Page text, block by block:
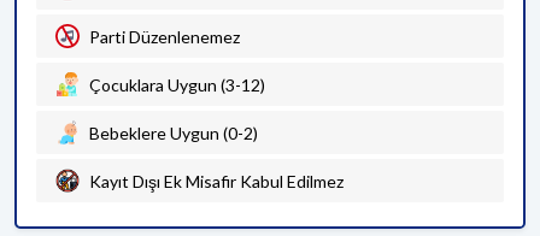
Parti Düzenlenemez
Çocuklara Uygun (3-12)
Bebeklere Uygun (0-2)
Kayıt Dışı Ek Misafir Kabul Edilmez